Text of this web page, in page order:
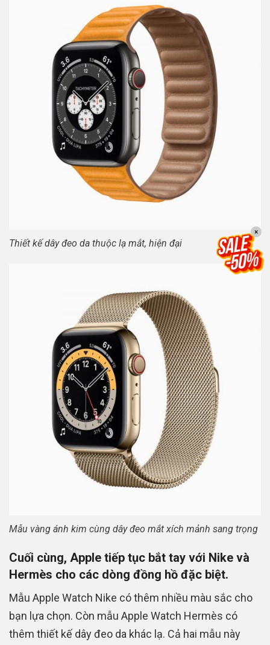
Thiết kế dây đeo da thuộc lạ mắt, hiện đại
Mẫu vàng ánh kim cùng dây đeo mắt xích mảnh sang trọng
Cuối cùng, Apple tiếp tục bắt tay với Nike và
Hermès cho các dòng đồng hồ đặc biệt.
Mẫu Apple Watch Nike có thêm nhiều màu sắc cho
bạn lựa chọn. Còn mẫu Apple Watch Hermès có
thêm thiết kế dây đeo da khác lạ. Cả hai mẫu này
×